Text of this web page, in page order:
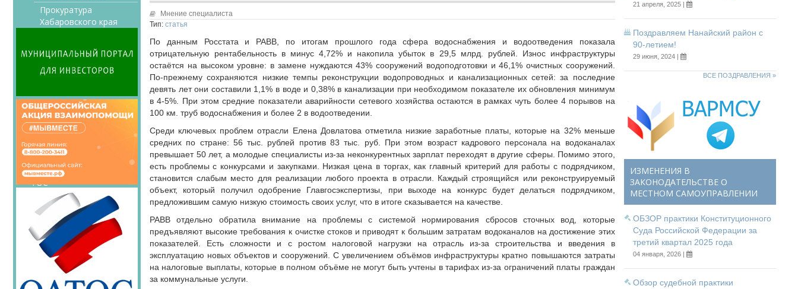
Прокуратура
Хабаровского края
Конкурсы Совета
Семинары Совета
Вопрос-ответ
ОКМО
Информационный
бюллетень МСУ
НАСЕЛЕНИЕ И МСУ
ТОС
Лучшие практики ТОС
Мнение специалиста
Тип: статья
По данным Росстата и РАВВ, по итогам прошлого года сфера водоснабжения и водоотведения показала
отрицательную рентабельность в минус 4,72% и накопила убыток в 29,5 млрд. рублей. Износ инфраструктуры
остаётся на высоком уровне: в замене нуждаются 43% сооружений водоподготовки и 46,1% очистных сооружений.
По-прежнему сохраняются низкие темпы реконструкции водопроводных и канализационных сетей: за последние
девять лет они составили 1,1% в воде и 0,38% в канализации при необходимом показателе их обновления минимум
в 4-5%. При этом средние показатели аварийности сетевого хозяйства остаются в рамках чуть более 4 порывов на
100 км. труб водоснабжения и более 2 в водоотведении.
Среди ключевых проблем отрасли Елена Довлатова отметила низкие заработные платы, которые на 32% меньше
средних по стране: 56 тыс. рублей против 83 тыс. руб. При этом возраст кадрового персонала на водоканалах
превышает 50 лет, а молодые специалисты из-за неконкурентных зарплат переходят в другие сферы. Помимо этого,
есть проблемы с конкурсами и закупками. Низкая цена в торгах, как главный критерий для работы с подрядчиком,
становится слабым место для реализации любого проекта в отрасли. Каждый строящийся или реконструируемый
объект, который получил одобрение Главгосэкспертизы, при выходе на конкурс будет делаться подрядчиком,
предложившим самую низкую стоимость своих услуг, что в итоге сказывается на качестве.
РАВВ отдельно обратила внимание на проблемы с системой нормирования сбросов сточных вод, которые
предъявляют высокие требования к очистке стоков и приводят к большим затратам водоканалов на достижение этих
показателей. Есть сложности и с ростом налоговой нагрузки на отрасль из-за строительства и введения в
эксплуатацию новых объектов и сооружений. С увеличением объёмов инфраструктуры кратно повышаются затраты
на налоговые выплаты, которые в полном объёме не могут быть учтены в тарифах из-за ограничений платы граждан
за коммунальные услуги.
21 апреля, 2025 |
Поздравляем Нанайский район с
90-летием!
29 июня, 2024 |
ВСЕ ПОЗДРАВЛЕНИЯ »
ИЗМЕНЕНИЯ В
ЗАКОНОДАТЕЛЬСТВЕ О
МЕСТНОМ САМОУПРАВЛЕНИИ
ОБЗОР практики Конституционного
Суда Российской Федерации за
третий квартал 2025 года
04 января, 2026 |
Обзор судебной практики